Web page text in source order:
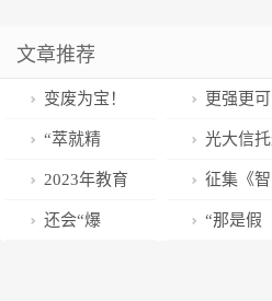
文章推荐
变废为宝！
蟹壳“变身”钠
电阳极：性能
更好且更便宜
更强更可
靠！
布GPT-4：
在考试中超
“萃就精
华”，让好内容
成为顶流！财
光大信
早逾期的
产品之一
2023年教育
部高等学校地
征集《
城市交通应
还会“爆 “那是假